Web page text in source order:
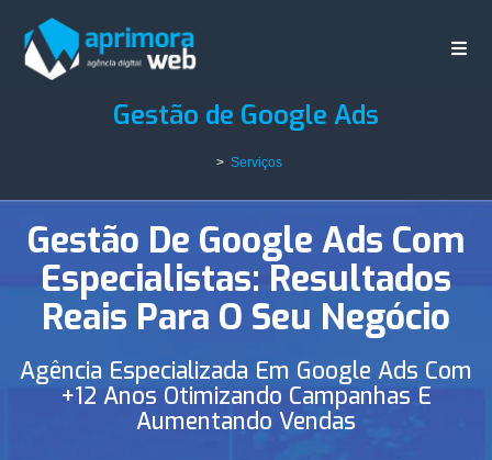
Gestão de Google Ads
> Serviços
Gestão De Google Ads Com
Especialistas: Resultados
Reais Para O Seu Negócio
Agência Especializada Em Google Ads Com
+12 Anos Otimizando Campanhas E
Aumentando Vendas